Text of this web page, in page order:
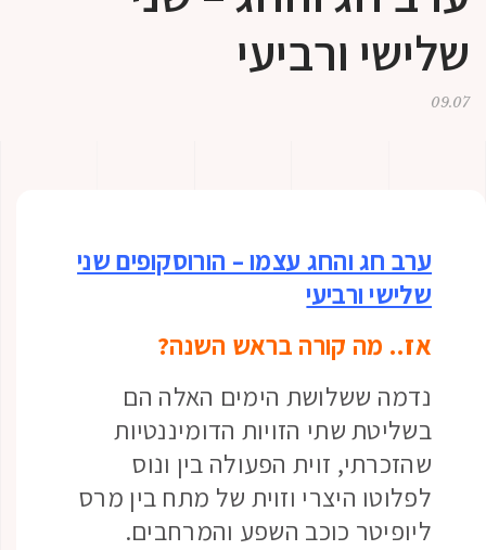
שלישי ורביעי
09.07
ערב חג והחג עצמו – הורוסקופים שני
שלישי ורביעי
אז.. מה קורה בראש השנה?
נדמה ששלושת הימים האלה הם
בשליטת שתי הזויות הדומיננטיות
שהזכרתי, זוית הפעולה בין ונוס
לפלוטו היצרי וזוית של מתח בין מרס
ליופיטר כוכב השפע והמרחבים.